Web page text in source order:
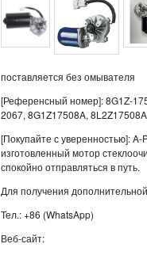
поставляется без омывателя
[Референсный номер]: 8G1Z-
2067, 8G1Z17508A,
[Покупайте с уверенностью]:
изготовленный мотор
спокойно отправляться в путь.
Для получения
Тел.: +86 (WhatsApp)
Веб-сайт: